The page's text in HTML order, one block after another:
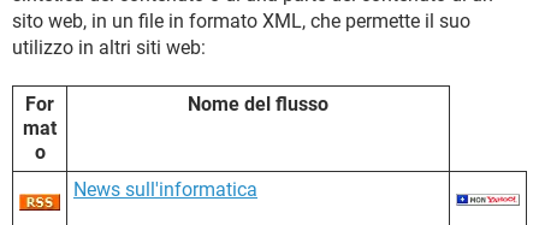
sito web, in un file in formato XML, che permette il suo
utilizzo in altri siti web:
For
mat
o
Nome del flusso
News sull'informatica